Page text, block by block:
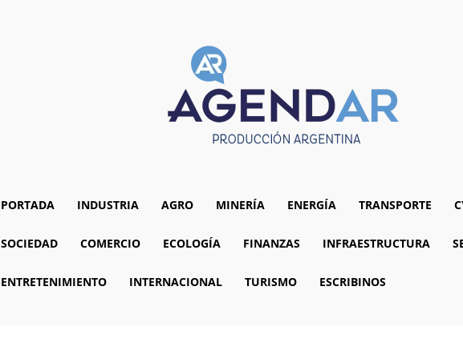
PORTADA INDUSTRIA AGRO MINERÍA ENERGÍA TRANSPORTE
SOCIEDAD COMERCIO ECOLOGÍA FINANZAS INFRAESTRUCTURA
ENTRETENIMIENTO INTERNACIONAL TURISMO ESCRIBINOS